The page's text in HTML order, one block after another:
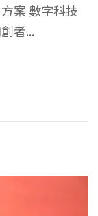
案 數字科技
者...